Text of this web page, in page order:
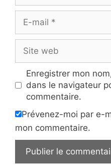
mail
web
Enregistrer mon
dans le navigateur
commentaire.
Prévenez-moi par e-
mon commentaire.